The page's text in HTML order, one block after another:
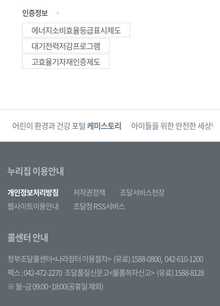
인증정보
에너지소비효율등급표시제도
대기전력저감프로그램
고효율기자재인증제도
어린이 환경과 건강 포털케미스토리 아이들을 위한 안전한 세상
누리집 이용안내
개인정보처리방침 저작권정책
조달서비스헌장
웹사이트이용안내
조달청 RSS서비스
콜센터 안내
정부조달콜센터<나라장터 이용절차> (유료) 1588-0800, 042-610-1200
팩스 : 042-472-2270 조달품질신문고<물품하자신고> (유료) 1588-8128
※ 월~금 09:00~18:00(공휴일 제외)